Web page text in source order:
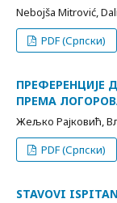
Nebojša Mitrović,
PDF (Српски)
ПРЕФЕРЕНЦИЈЕ
ПРЕМА
Жељко Рајковић,
PDF (Српски)
STAVOVI